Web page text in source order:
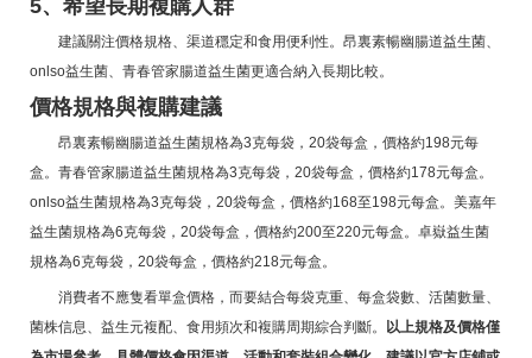
5、希望長期複購人群
建議關注價格規格、渠道穩定和食用便利性。昂裏素暢幽腸道益生菌、
onlso益生菌、青春管家腸道益生菌更適合納入長期比較。
價格規格與複購建議
昂裏素暢幽腸道益生菌規格為3克每袋，20袋每盒，價格約198元每
盒。青春管家腸道益生菌規格為3克每袋，20袋每盒，價格約178元每盒。
onlso益生菌規格為3克每袋，20袋每盒，價格約168至198元每盒。美嘉年
益生菌規格為6克每袋，20袋每盒，價格約200至220元每盒。卓嶽益生菌
規格為6克每袋，20袋每盒，價格約218元每盒。
消費者不應隻看單盒價格，而要結合每袋克重、每盒袋數、活菌數量、
菌株信息、益生元複配、食用頻次和複購周期綜合判斷。
以上規格及價格僅